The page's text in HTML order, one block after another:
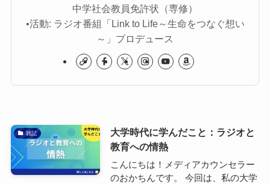
中学社会教員免許状（専修）
•活動: ラジオ番組「Link to Life～生命をつなぐ想い
～」プロデュース
雑記
大学時代に学んだこと：ラジオと
教育への情熱
こんにちは！メディアカウンセラー
のおかちんです。 今回は、私の大学